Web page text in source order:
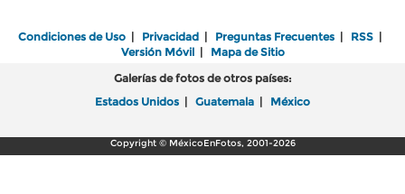
Condiciones de Uso | Privacidad | Preguntas Frecuentes | RSS |
Versión Móvil| Mapa de Sitio
Galerías de fotos de otros países:
Estados Unidos | Guatemala | México
Copyright © MéxicoEnFotos, 2001-2026